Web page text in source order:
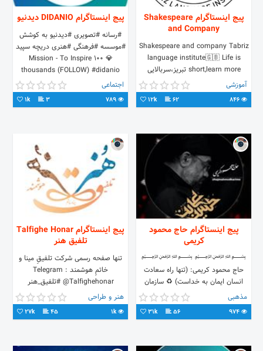
پیج اینستاگرام Shakespeare
and Company
Shakespeare and company Tabriz
language institute🇬🇧 Life is
short,learn more تبریز،سربالایی
ولیعصر،جنب مهدکودک اردیبهشت
موسسه آموزشی راشین 04133690291
آموزشی
62
12k
پیج اینستاگرام DIDANIO دیدنیو
#رسانه #تصویری #دیدنیو به کوشش
#موسسه #فرهنگی #هنری دریچه سپید
💎 Mission - To Inspire 100
thousands (FOLLOW) #didanio
اجتماعی
3
1k
پیج اینستاگرام حاج محمود
کریمی
﷽ ﷽
حاج محمود کریمی: (تنها راه سعادت
انسان ايمان به خداست) ♻ سازمان
#تبلیغات و #موئسسه نشر آثار
#فرهنگی_حاج_محمود_کریمی
مذهبی
56
31k
پیج اینستاگرام Talfighe Honar
تلفيق هنر
‎تنها صفحه رسمى شركت تلفيقِ مينا و
خاتمِ هوشمند Telegram :
@Talfighehonar #تلفیق_هنر
هنر و طراحی
1k
45
27k